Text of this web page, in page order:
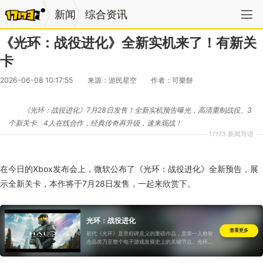
新闻 综合资讯
《光环：战役进化》全新实机来了！有新关
卡
2026-06-08 10:17:55 来源：游民星空 作者：可樂餅
17173 新闻导语
《光环：战役进化》7月28日发售！全新实机预告曝光，高清重制战役、3
个新关卡、4人在线合作，经典传奇再升级，速来观战！
在今日的Xbox发布会上，微软公布了《光环：战役进化》全新预告，展
示全新关卡，本作将于7月28日发售，一起来欣赏下。
光环：战役进化
初代《光环》是里程碑意义的重磅作品，是第一人称射
击品类乃至整个电子游戏发展史上的关键节点。光环工
查看更多